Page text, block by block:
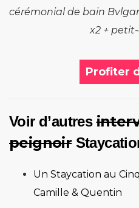
cérémonial de bain
x2 +
Profiter
Voir d’autres
peignoir
Un Staycation au
Camille & Quentin